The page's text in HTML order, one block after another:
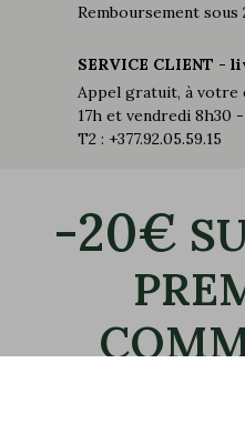
Remboursement
SERVICE CLIENT -
Appel gratuit, à votre
17h et vendredi 8h30 -
T2 : +377.92.05.59.15
-20€